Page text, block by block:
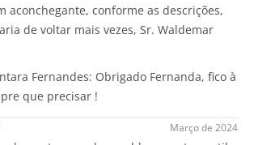
aconchegante, conforme as descrições,
de voltar mais vezes, Sr. Waldemar
Fernandes: Obrigado Fernanda, fico à
que precisar !
Março de 2024